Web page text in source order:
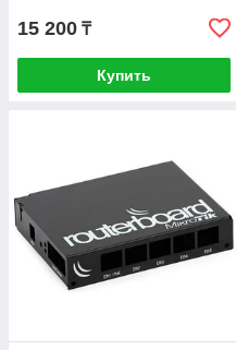
15 200 ₸
Купить